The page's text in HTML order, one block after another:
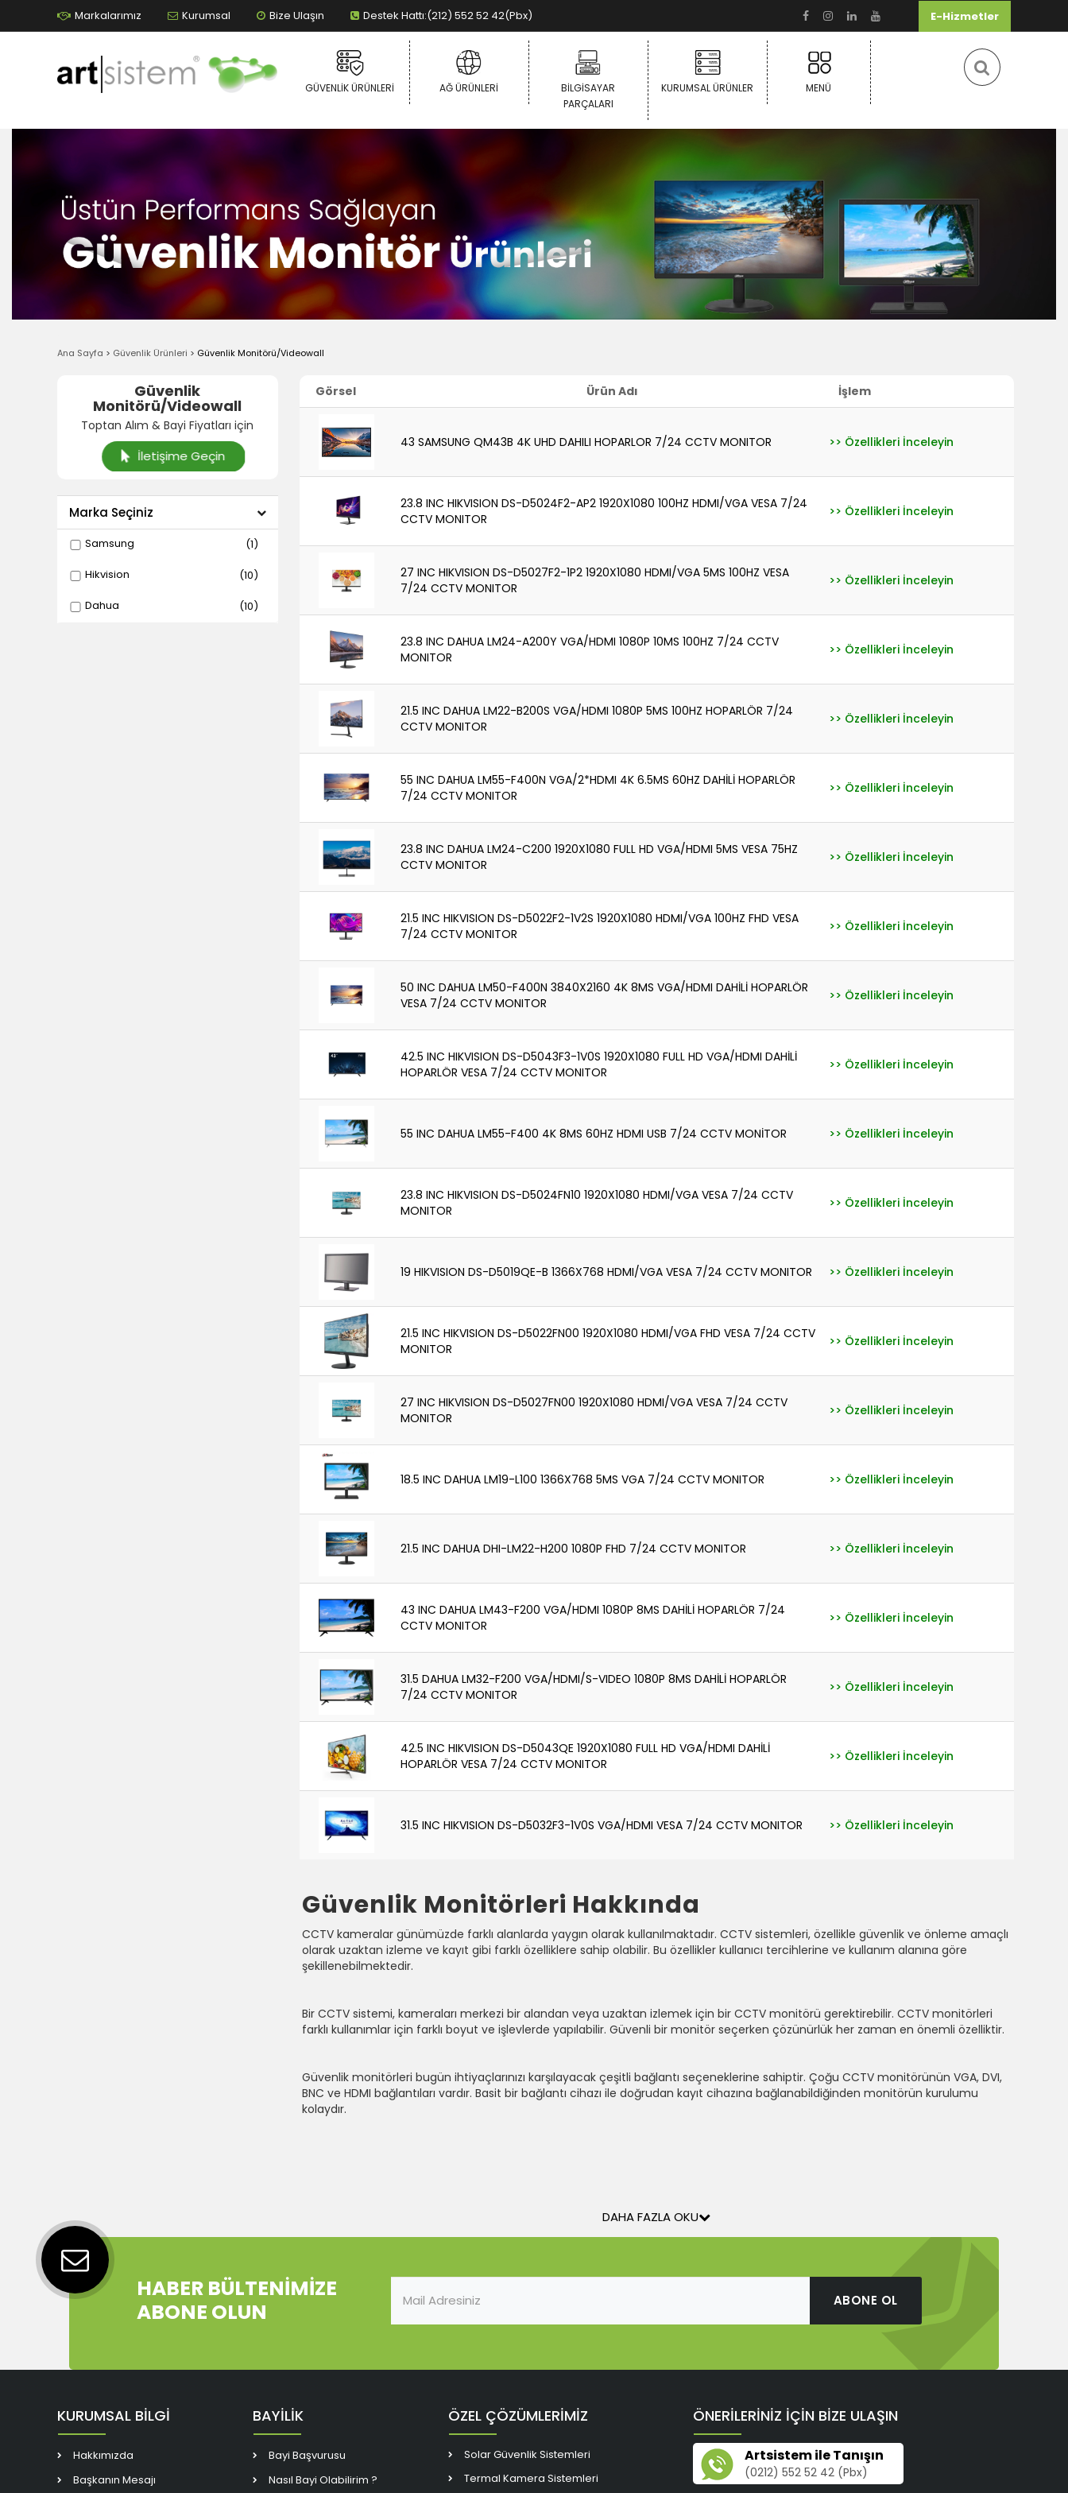
Markalarımız Kurumsal Bize Ulaşın Destek Hattı:(212) 552 52 42(Pbx) E-Hizmetler
GÜVENLIK ÜRÜNLERI AĞ ÜRÜNLERI
BILGISAYAR
PARÇALARI
KURUMSAL ÜRÜNLER MENÜ
Ana Sayfa > Güvenlik Ürünleri > Güvenlik Monitörü/Videowall
Güvenlik
Monitörü/Videowall
Toptan Alım & Bayi Fiyatları için
İletişime Geçin
Marka Seçiniz
Samsung
(1)
Hikvision
(10)
Dahua
(10)
Görsel Ürün Adı İşlem
43 SAMSUNG QM43B 4K UHD DAHILI HOPARLOR 7/24 CCTV MONITOR >> Özellikleri İnceleyin
23.8 INC HIKVISION DS-D5024F2-AP2 1920X1080 100HZ HDMI/VGA VESA 7/24
CCTV MONITOR
>> Özellikleri İnceleyin
27 INC HIKVISION DS-D5027F2-1P2 1920X1080 HDMI/VGA 5MS 100HZ VESA
7/24 CCTV MONITOR
>> Özellikleri İnceleyin
23.8 INC DAHUA LM24-A200Y VGA/HDMI 1080P 10MS 100HZ 7/24 CCTV
MONITOR
>> Özellikleri İnceleyin
21.5 INC DAHUA LM22-B200S VGA/HDMI 1080P 5MS 100HZ HOPARLÖR 7/24
CCTV MONITOR
>> Özellikleri İnceleyin
55 INC DAHUA LM55-F400N VGA/2*HDMI 4K 6.5MS 60HZ DAHİLİ HOPARLÖR
7/24 CCTV MONITOR
>> Özellikleri İnceleyin
23.8 INC DAHUA LM24-C200 1920X1080 FULL HD VGA/HDMI 5MS VESA 75HZ
CCTV MONITOR
>> Özellikleri İnceleyin
21.5 INC HIKVISION DS-D5022F2-1V2S 1920X1080 HDMI/VGA 100HZ FHD VESA
7/24 CCTV MONITOR
>> Özellikleri İnceleyin
50 INC DAHUA LM50-F400N 3840X2160 4K 8MS VGA/HDMI DAHİLİ HOPARLÖR
VESA 7/24 CCTV MONITOR
>> Özellikleri İnceleyin
42.5 INC HIKVISION DS-D5043F3-1V0S 1920X1080 FULL HD VGA/HDMI DAHİLİ
HOPARLÖR VESA 7/24 CCTV MONITOR
>> Özellikleri İnceleyin
55 INC DAHUA LM55-F400 4K 8MS 60HZ HDMI USB 7/24 CCTV MONİTOR >> Özellikleri İnceleyin
23.8 INC HIKVISION DS-D5024FN10 1920X1080 HDMI/VGA VESA 7/24 CCTV
MONITOR
>> Özellikleri İnceleyin
19 HIKVISION DS-D5019QE-B 1366X768 HDMI/VGA VESA 7/24 CCTV MONITOR >> Özellikleri İnceleyin
21.5 INC HIKVISION DS-D5022FN00 1920X1080 HDMI/VGA FHD VESA 7/24 CCTV
MONITOR
>> Özellikleri İnceleyin
27 INC HIKVISION DS-D5027FN00 1920X1080 HDMI/VGA VESA 7/24 CCTV
MONITOR
>> Özellikleri İnceleyin
18.5 INC DAHUA LM19-L100 1366X768 5MS VGA 7/24 CCTV MONITOR >> Özellikleri İnceleyin
21.5 INC DAHUA DHI-LM22-H200 1080P FHD 7/24 CCTV MONITOR >> Özellikleri İnceleyin
43 INC DAHUA LM43-F200 VGA/HDMI 1080P 8MS DAHİLİ HOPARLÖR 7/24
CCTV MONITOR
>> Özellikleri İnceleyin
31.5 DAHUA LM32-F200 VGA/HDMI/S-VIDEO 1080P 8MS DAHİLİ HOPARLÖR
7/24 CCTV MONITOR
>> Özellikleri İnceleyin
42.5 INC HIKVISION DS-D5043QE 1920X1080 FULL HD VGA/HDMI DAHİLİ
HOPARLÖR VESA 7/24 CCTV MONITOR
>> Özellikleri İnceleyin
31.5 INC HIKVISION DS-D5032F3-1V0S VGA/HDMI VESA 7/24 CCTV MONITOR >> Özellikleri İnceleyin
Güvenlik Monitörleri Hakkında
CCTV kameralar günümüzde farklı alanlarda yaygın olarak kullanılmaktadır. CCTV sistemleri, özellikle güvenlik ve önleme amaçlı
olarak uzaktan izleme ve kayıt gibi farklı özelliklere sahip olabilir. Bu özellikler kullanıcı tercihlerine ve kullanım alanına göre
şekillenebilmektedir.
Bir CCTV sistemi, kameraları merkezi bir alandan veya uzaktan izlemek için bir CCTV monitörü gerektirebilir. CCTV monitörleri
farklı kullanımlar için farklı boyut ve işlevlerde yapılabilir. Güvenli bir monitör seçerken çözünürlük her zaman en önemli özelliktir.
Güvenlik monitörleri bugün ihtiyaçlarınızı karşılayacak çeşitli bağlantı seçeneklerine sahiptir. Çoğu CCTV monitörünün VGA, DVI,
BNC ve HDMI bağlantıları vardır. Basit bir bağlantı cihazı ile doğrudan kayıt cihazına bağlanabildiğinden monitörün kurulumu
kolaydır.
DAHA FAZLA OKU
HABER BÜLTENİMİZE
ABONE OLUN
ABONE OL
KURUMSAL BİLGİ
Hakkımızda
Başkanın Mesajı
BAYİLİK
Bayi Başvurusu
Nasıl Bayi Olabilirim ?
ÖZEL ÇÖZÜMLERİMİZ
Solar Güvenlik Sistemleri
Termal Kamera Sistemleri
ÖNERİLERİNİZ İÇİN BİZE ULAŞIN
Artsistem ile Tanışın
(0212) 552 52 42 (Pbx)